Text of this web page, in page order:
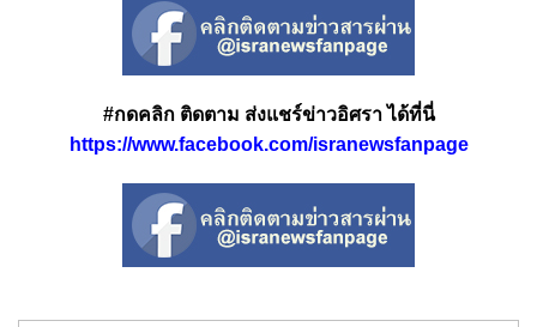
#กดคลิก ติดตาม ส่งแชร์ข่าวอิศรา ได้ที่นี่
https://www.facebook.com/isranewsfanpage